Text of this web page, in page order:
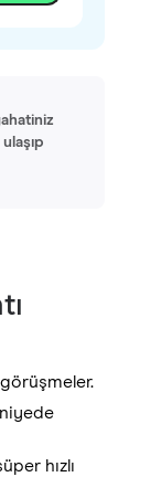
hızlı